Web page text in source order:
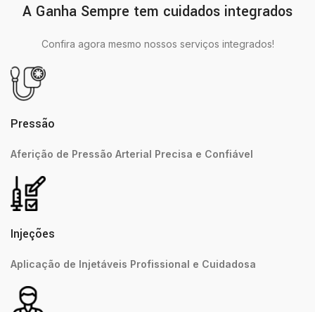
A Ganha Sempre tem cuidados integrados
Confira agora mesmo nossos serviços integrados!
Pressão
Aferição de Pressão Arterial Precisa e Confiável
Injeções
Aplicação de Injetáveis Profissional e Cuidadosa